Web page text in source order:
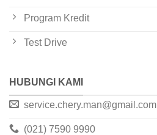
Program Kredit
Test Drive
HUBUNGI KAMI
service.chery.man@gmail.com
(021) 7590 9990